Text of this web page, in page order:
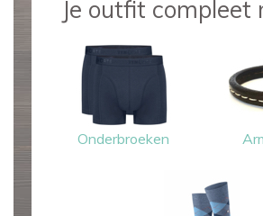
Je outfit compleet
Onderbroeken